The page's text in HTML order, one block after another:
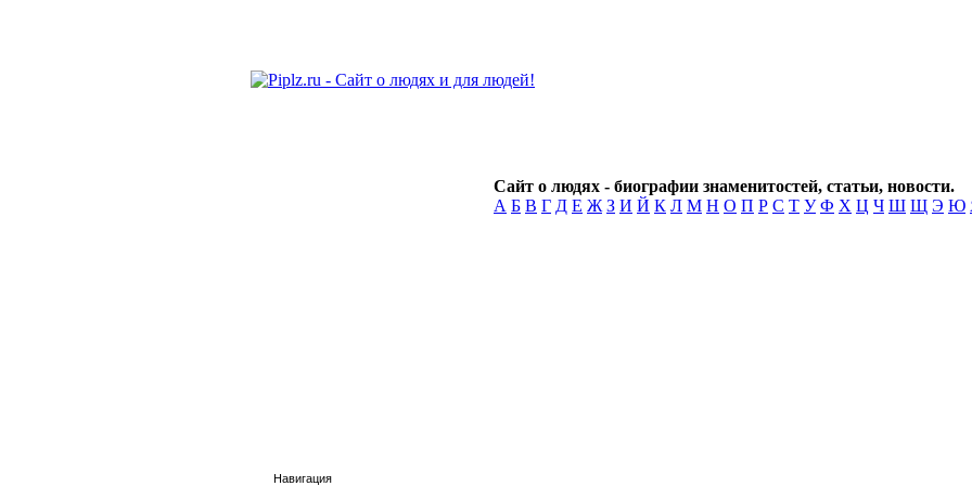
Сайт о людях - биографии знаменитостей, статьи, новости.
А Б В Г Д Е Ж З И Й К Л М Н О П Р С Т У Ф Х Ц Ч Ш Щ Э Ю
Навигация